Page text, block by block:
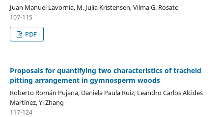
Juan Manuel Lavornia, M. Julia Kristensen, Vilma G. Rosato
107-115
PDF
Proposals for quantifying two characteristics of tracheid
pitting arrangement in gymnosperm woods
Roberto Román Pujana, Daniela Paula Ruiz, Leandro Carlos Alcides
Martínez, Yi Zhang
117-124